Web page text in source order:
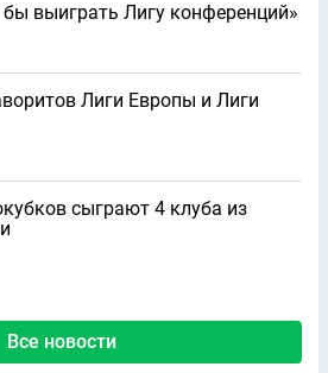
выиграть Лигу конференций»
Лиги Европы и Лиги
сыграют 4 клуба из
Все новости